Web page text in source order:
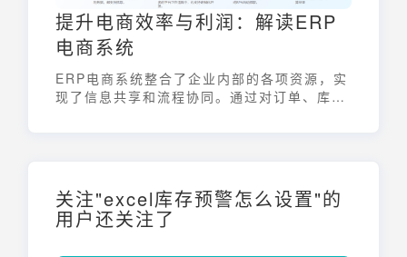
提升电商效率与利润：解读ERP
电商系统
ERP电商系统整合了企业内部的各项资源，实
现了信息共享和流程协同。通过对订单、库
关注"excel库存预警怎么设置"的
用户还关注了